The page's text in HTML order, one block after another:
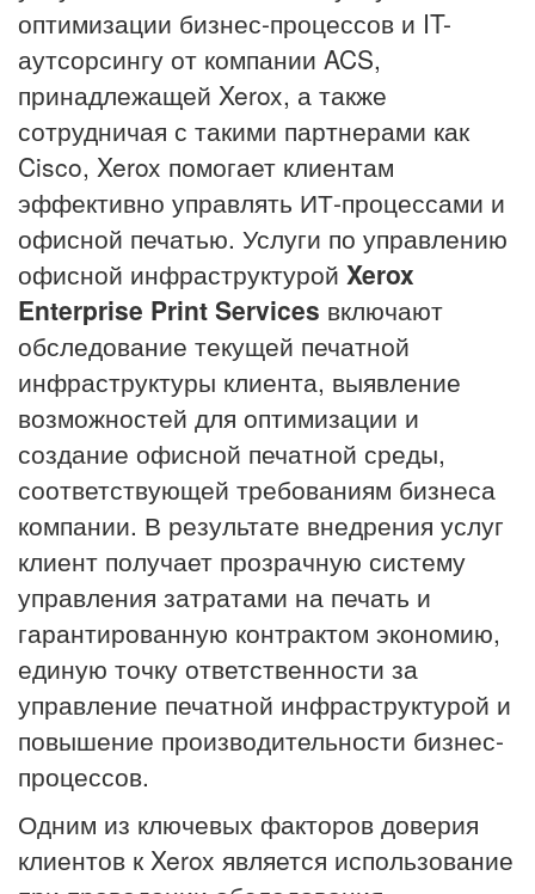
оптимизации бизнес-процессов и IT-
аутсорсингу от компании ACS,
принадлежащей Xerox, а также
сотрудничая с такими партнерами как
Cisco, Xerox помогает клиентам
эффективно управлять ИТ-процессами и
офисной печатью. Услуги по управлению
офисной инфраструктурой Xerox
Enterprise Print Services включают
обследование текущей печатной
инфраструктуры клиента, выявление
возможностей для оптимизации и
создание офисной печатной среды,
соответствующей требованиям бизнеса
компании. В результате внедрения услуг
клиент получает прозрачную систему
управления затратами на печать и
гарантированную контрактом экономию,
единую точку ответственности за
управление печатной инфраструктурой и
повышение производительности бизнес-
процессов.
Одним из ключевых факторов доверия
клиентов к Xerox является использование